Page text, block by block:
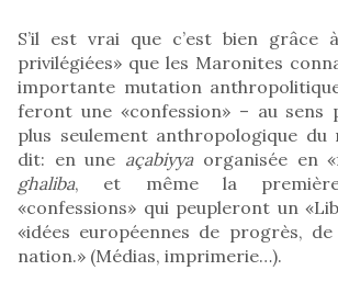
S’il est vrai que c’est bien grâce
privilégiées» que les Maronites
importante mutation anthropolitique
feront une «confession» – au sens
plus seulement anthropologique
dit: en une açabiyya organisée en
ghaliba, et même la
«confessions» qui peupleront un
«idées européennes de progrès,
nation.» (Médias, imprimerie…).